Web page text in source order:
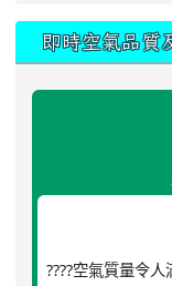
即時空氣品質
????空氣質量令